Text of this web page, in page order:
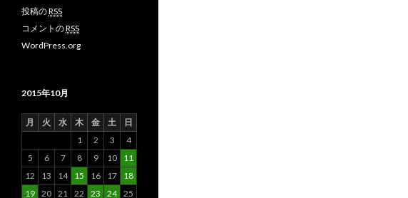
投稿のRSS
コメントのRSS
WordPress.org
2015年10月
月 火 水 木 金 土
日
1
2 3
4
5
6 7 8 9 10
11
12
13 14 15 16 17
18
19 20 21 22 23 24 25